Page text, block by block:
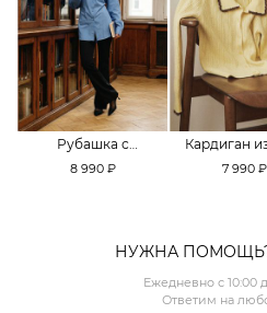
Рубашка с
принтом «клетка»
8 990 ₽
Кардиган из
хлопка7 990 ₽
НУЖНА
Ежедневно с 10:00
Ответим на